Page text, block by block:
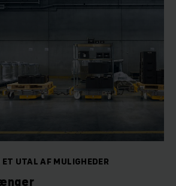
UTAL AF MULIGHEDER